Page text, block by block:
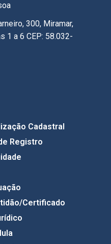
300, Miramar,
1 a 6 CEP: 58.032-
Cadastral
Registro
Certificado